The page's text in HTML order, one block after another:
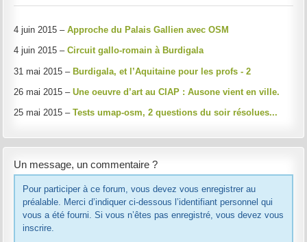
4 juin 2015 –Approche du Palais Gallien avec OSM
4 juin 2015 –Circuit gallo-romain à Burdigala
31 mai 2015 –Burdigala, et l’Aquitaine pour les profs - 2
26 mai 2015 –Une oeuvre d’art au CIAP : Ausone vient en ville.
25 mai 2015 –Tests umap-osm, 2 questions du soir résolues...
Un message, un commentaire ?
Pour participer à ce forum, vous devez vous enregistrer au
préalable. Merci d’indiquer ci-dessous l’identifiant personnel qui
vous a été fourni. Si vous n’êtes pas enregistré, vous devez vous
inscrire.